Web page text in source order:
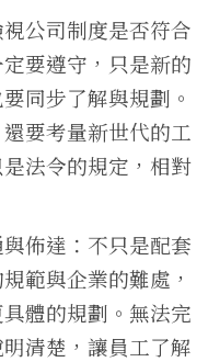
公司制度是否符合
要遵守，只是新的
同步了解與規劃。
要考量新世代的工
法令的規定，相對
佈達：不只是配套
範與企業的難處，
體的規劃。無法完
清楚，讓員工了解